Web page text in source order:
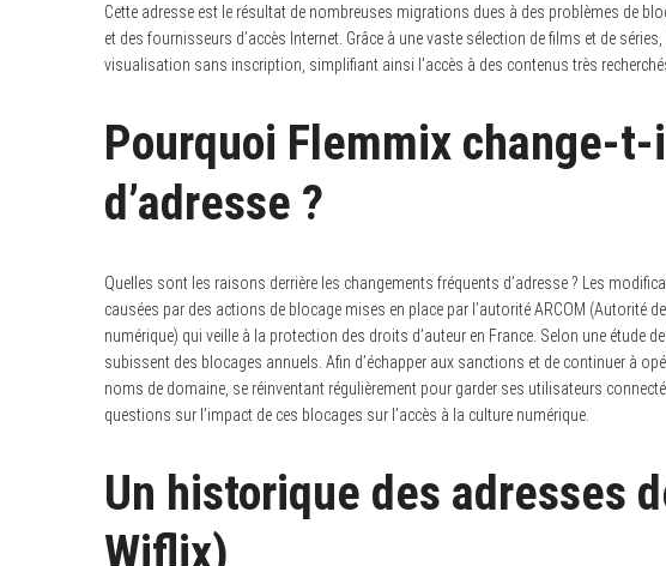
Cette adresse est le résultat de nombreuses migrations dues à des problèmes de
et des fournisseurs d’accès Internet. Grâce à une vaste sélection de films et de
visualisation sans inscription, simplifiant ainsi l’accès à des contenus très
Pourquoi Flemmix change-
d’adresse ?
Quelles sont les raisons derrière les changements fréquents d’adresse ? Les
causées par des actions de blocage mises en place par l’autorité ARCOM (Autorité
numérique) qui veille à la protection des droits d’auteur en France. Selon une étude
subissent des blocages annuels. Afin d’échapper aux sanctions et de continuer à
noms de domaine, se réinventant régulièrement pour garder ses utilisateurs
questions sur l’impact de ces blocages sur l’accès à la culture numérique.
Un historique des adresses
Wiflix)